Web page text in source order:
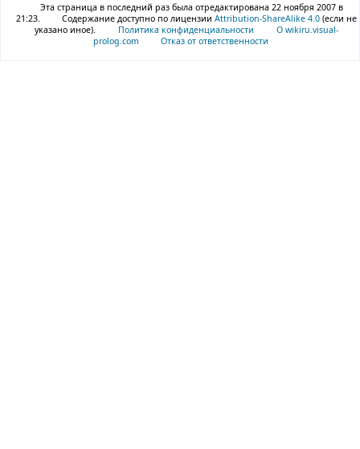
Эта страница в последний раз была отредактирована 22 ноября 2007 в
21:23.
Содержание доступно по лицензииAttribution-ShareAlike 4.0(если не
указано иное).
Политика конфиденциальности
О wikiru.visual-
prolog.com
Отказ от ответственности